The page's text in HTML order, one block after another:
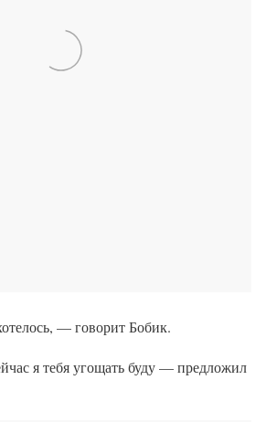
— говорит Бобик.
я тебя угощать буду — предложил